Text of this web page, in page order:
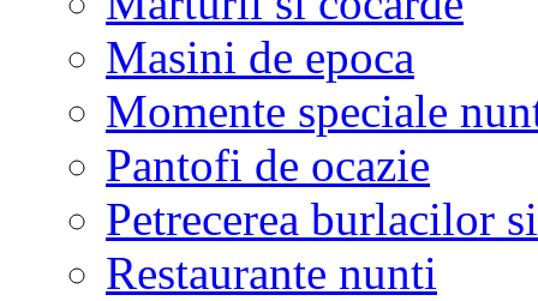
Masini de epoca
Momente speciale
Pantofi de ocazie
Petrecerea burlacilor
Restaurante nunti